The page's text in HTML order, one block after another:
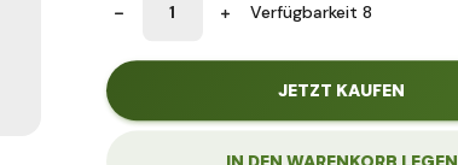
Verfügbarkeit 8
JETZT KAUFEN